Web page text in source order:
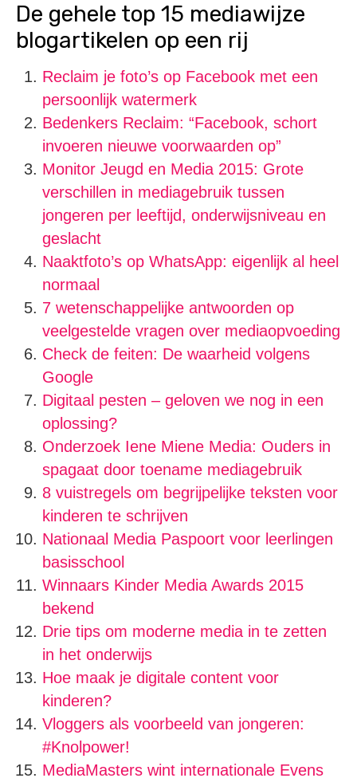
De gehele top 15 mediawijze
blogartikelen op een rij
Reclaim je foto’s op Facebook met een
persoonlijk watermerk
Bedenkers Reclaim: “Facebook, schort
invoeren nieuwe voorwaarden op”
Monitor Jeugd en Media 2015: Grote
verschillen in mediagebruik tussen
jongeren per leeftijd, onderwijsniveau en
geslacht
Naaktfoto’s op WhatsApp: eigenlijk al heel
normaal
7 wetenschappelijke antwoorden op
veelgestelde vragen over mediaopvoeding
Check de feiten: De waarheid volgens
Google
Digitaal pesten – geloven we nog in een
oplossing?
Onderzoek Iene Miene Media: Ouders in
spagaat door toename mediagebruik
8 vuistregels om begrijpelijke teksten voor
kinderen te schrijven
Nationaal Media Paspoort voor leerlingen
basisschool
Winnaars Kinder Media Awards 2015
bekend
Drie tips om moderne media in te zetten
in het onderwijs
Hoe maak je digitale content voor
kinderen?
Vloggers als voorbeeld van jongeren:
#Knolpower!
MediaMasters wint internationale Evens